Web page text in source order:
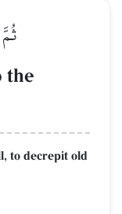
the
to decrepit old